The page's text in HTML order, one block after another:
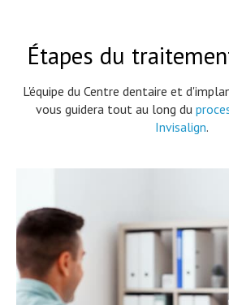
Étapes du
L'équipe du Centre dentaire et
vous guidera tout au long du
Invisalign.